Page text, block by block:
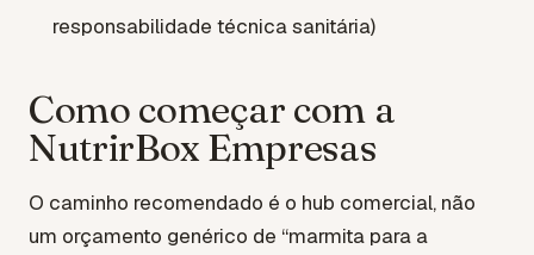
responsabilidade técnica sanitária)
Como começar com a
NutrirBox Empresas
O caminho recomendado é o hub comercial, não
um orçamento genérico de “marmita para a